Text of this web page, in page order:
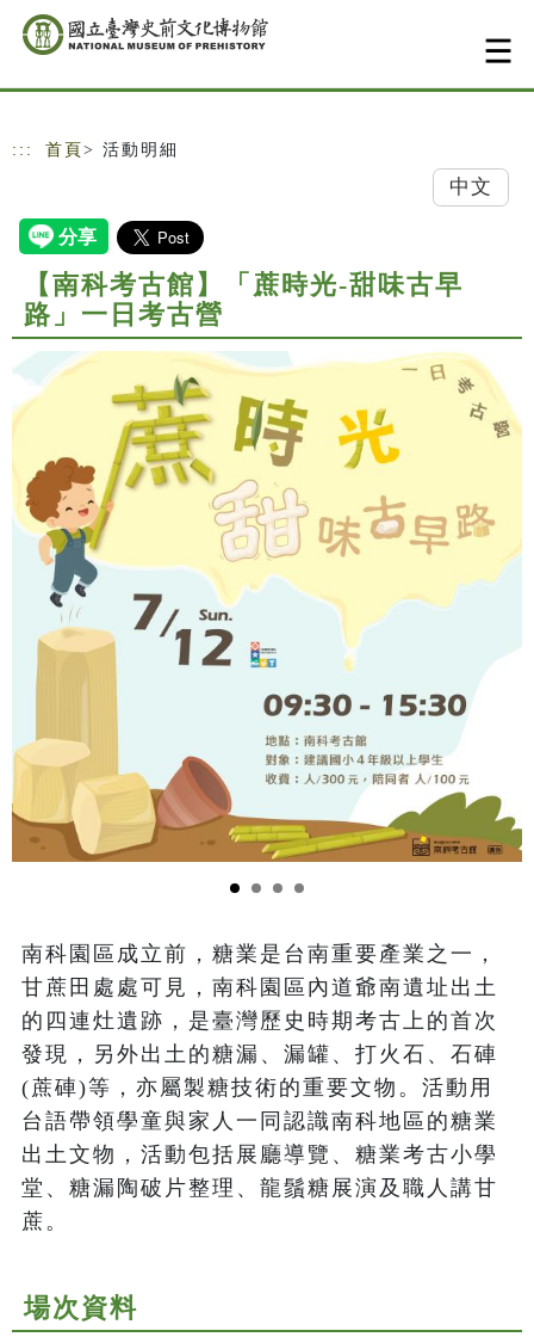
跳到主要內容
網站導覽
::: 首頁 > 活動明細
中文
【南科考古館】「蔗時光-甜味古早
路」一日考古營
南科園區成立前，糖業是台南重要產業之一，
甘蔗田處處可見，南科園區內道爺南遺址出土
的四連灶遺跡，是臺灣歷史時期考古上的首次
發現，另外出土的糖漏、漏罐、打火石、石硨
(蔗硨)等，亦屬製糖技術的重要文物。活動用
台語帶領學童與家人一同認識南科地區的糖業
出土文物，活動包括展廳導覽、糖業考古小學
堂、糖漏陶破片整理、龍鬚糖展演及職人講甘
蔗。
場次資料